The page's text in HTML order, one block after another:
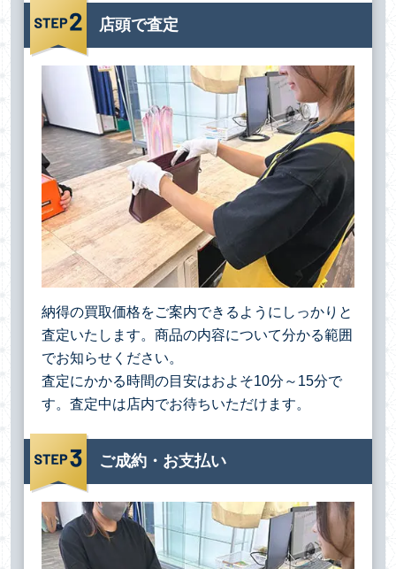
店頭で査定
納得の買取価格をご案内できるようにしっかりと
査定いたします。商品の内容について分かる範囲
でお知らせください。
査定にかかる時間の目安はおよそ10分～15分で
す。査定中は店内でお待ちいただけます。
ご成約・お支払い